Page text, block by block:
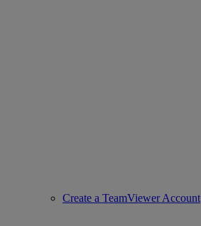
Create a TeamViewer Account